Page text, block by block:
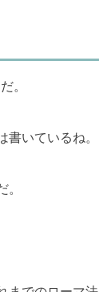
。
いているね。
。